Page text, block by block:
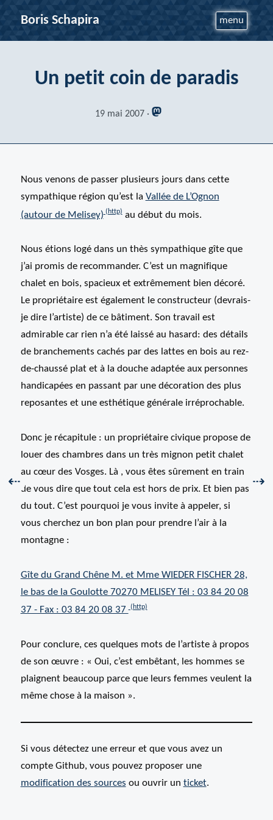
Boris Schapira menu
Un petit coin de paradis
19 mai 2007
Nous venons de passer plusieurs jours dans cette
sympathique région qu’est la Vallée de L’Ognon
(autour de Melisey)
au début du mois.
Nous étions logé dans un thès sympathique gîte que
j’ai promis de recommander. C’est un magnifique
chalet en bois, spacieux et extrêmement bien décoré.
Le propriétaire est également le constructeur (devrais-
je dire l’artiste) de ce bâtiment. Son travail est
admirable car rien n’a été laissé au hasard: des détails
de branchements cachés par des lattes en bois au rez-
de-chaussé plat et à la douche adaptée aux personnes
handicapées en passant par une décoration des plus
reposantes et une esthétique générale irréprochable.
Donc je récapitule : un propriétaire civique propose de
louer des chambres dans un très mignon petit chalet
au cœur des Vosges. Là , vous êtes sûrement en train
de vous dire que tout cela est hors de prix. Et bien pas
du tout. C’est pourquoi je vous invite à appeler, si
vous cherchez un bon plan pour prendre l’air à la
montagne :
Gîte du Grand Chêne M. et Mme WIEDER FISCHER 28,
le bas de la Goulotte 70270 MELISEY Tél : 03 84 20 08
37 - Fax : 03 84 20 08 37
Pour conclure, ces quelques mots de l’artiste à propos
de son œuvre : « Oui, c’est embêtant, les hommes se
plaignent beaucoup parce que leurs femmes veulent la
même chose à la maison ».
Si vous détectez une erreur et que vous avez un
compte Github, vous pouvez proposer une
modification des sources ou ouvrir un ticket.
Précédent :
⇠ ⇢